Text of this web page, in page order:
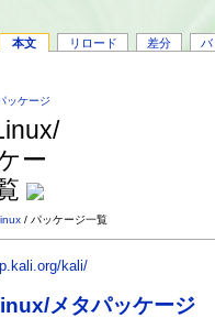
本文 リロード 差分 バ
ッケージ
ー
/ パッケージ一覧
kali/
メタパッケージ